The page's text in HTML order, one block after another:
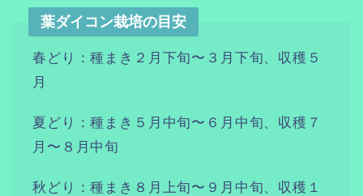
葉ダイコン栽培の目安
春どり：種まき２月下旬〜３月下旬、収穫５
月
夏どり：種まき５月中旬〜６月中旬、収穫７
月〜８月中旬
秋どり：種まき８月上旬〜９月中旬、収穫１